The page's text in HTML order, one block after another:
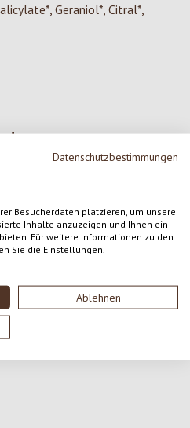
Datenschutzbestimmungen
Besucherdaten platzieren, um unsere
Inhalte anzuzeigen und Ihnen ein
Für weitere Informationen zu den
Sie die Einstellungen.
Ablehnen
Geraniol*, Citral*,
il prodotto con altri clienti.
nella lingua corrente.
Condividi le tue opinioni con gli